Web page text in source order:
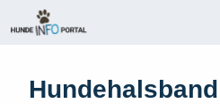
Inhalt